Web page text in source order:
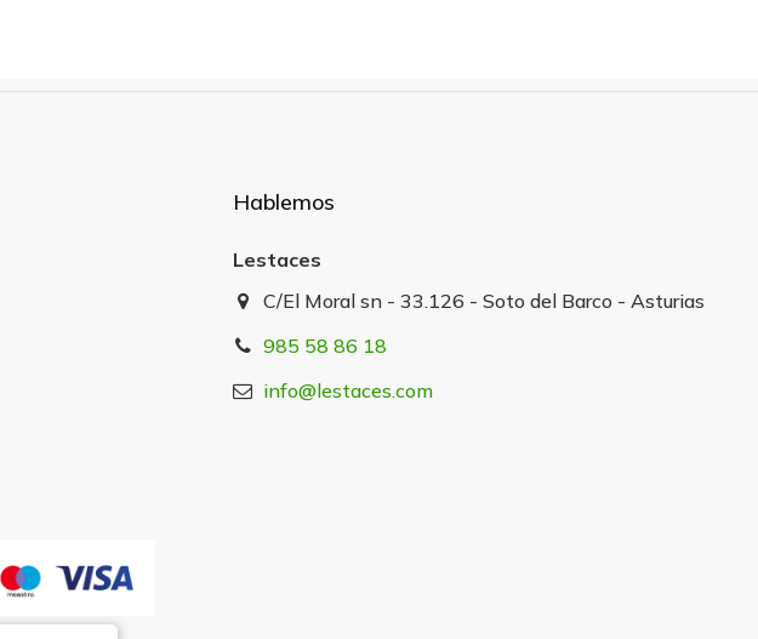
Hablemos
Lestaces
C/El Moral sn - 33.126 - Soto del Barco - Asturias
985 58 86 18
info@lestaces.com